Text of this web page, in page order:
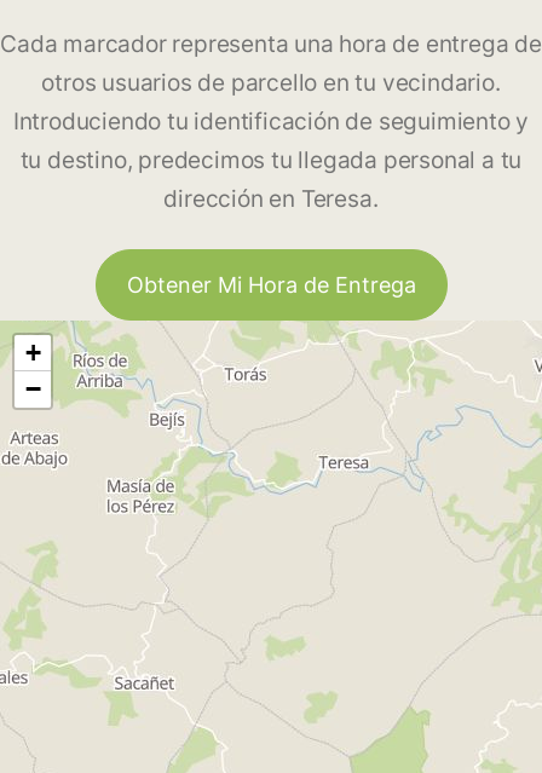
Cada marcador representa una hora de entrega de
otros usuarios de parcello en tu vecindario.
Introduciendo tu identificación de seguimiento y
tu destino, predecimos tu llegada personal a tu
dirección en Teresa.
Obtener Mi Hora de Entrega
+
−